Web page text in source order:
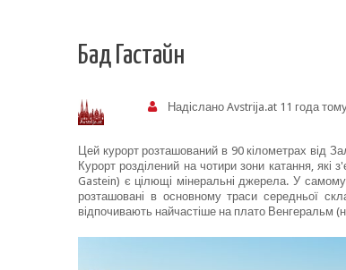
Бад Гастайн
Надіслано Avstrija.at 11 года
Цей курорт розташований в 90 кілометрах від
Курорт розділений на чотири зони катання,
Gastein) є цілющі мінеральні джерела. У
розташовані в основному траси середньої
відпочивають найчастіше на плато Венгеральм